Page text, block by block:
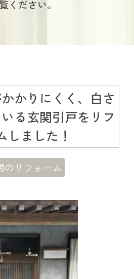
ください。
かりにくく、白さ
る玄関引戸をリフ
しました！
のリフォーム